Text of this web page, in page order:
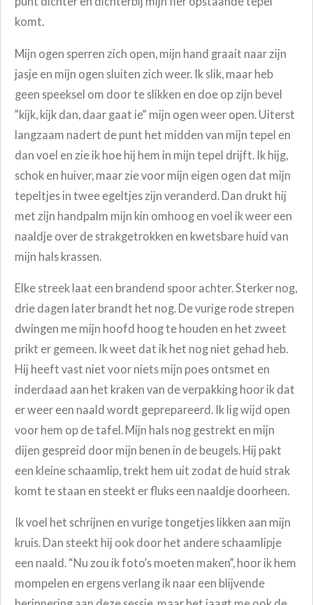
komt.
Mijn ogen sperren zich open, mijn hand graait naar zijn
jasje en mijn ogen sluiten zich weer. Ik slik, maar heb
geen speeksel om door te slikken en doe op zijn bevel
”kijk, kijk dan, daar gaat ie” mijn ogen weer open. Uiterst
langzaam nadert de punt het midden van mijn tepel en
dan voel en zie ik hoe hij hem in mijn tepel drijft. Ik hijg,
schok en huiver, maar zie voor mijn eigen ogen dat mijn
tepeltjes in twee egeltjes zijn veranderd. Dan drukt hij
met zijn handpalm mijn kin omhoog en voel ik weer een
naaldje over de strakgetrokken en kwetsbare huid van
mijn hals krassen.
Elke streek laat een brandend spoor achter. Sterker nog,
drie dagen later brandt het nog. De vurige rode strepen
dwingen me mijn hoofd hoog te houden en het zweet
prikt er gemeen. Ik weet dat ik het nog niet gehad heb.
Hij heeft vast niet voor niets mijn poes ontsmet en
inderdaad aan het kraken van de verpakking hoor ik dat
er weer een naald wordt geprepareerd. Ik lig wijd open
voor hem op de tafel. Mijn hals nog gestrekt en mijn
dijen gespreid door mijn benen in de beugels. Hij pakt
een kleine schaamlip, trekt hem uit zodat de huid strak
komt te staan en steekt er fluks een naaldje doorheen.
Ik voel het schrijnen en vurige tongetjes likken aan mijn
kruis. Dan steekt hij ook door het andere schaamlipje
een naald. “Nu zou ik foto’s moeten maken”, hoor ik hem
mompelen en ergens verlang ik naar een blijvende